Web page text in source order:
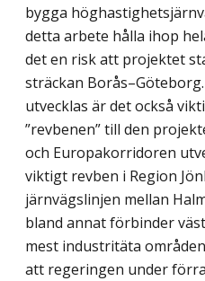
bygga
detta arbete hålla ihop
det en risk att projektet
sträckan
utvecklas är det också
”revbenen” till den
och Europakorridoren
viktigt revben i Region
järnvägslinjen mellan
bland annat förbinder
mest industritäta
att regeringen under